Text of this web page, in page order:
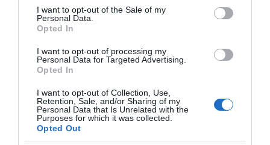
consent section.
I want to opt-out of the Sale of my
Personal Data.
Opted In
I want to opt-out of processing my
Personal Data for Targeted Advertising.
Opted In
I want to opt-out of Collection, Use,
Retention, Sale, and/or Sharing of my
Personal Data that Is Unrelated with the
Purposes for which it was collected.
Opted Out
10 Αυγούστου: Η ημέρα που η πίστη νίκησε τον
πλούτο – Η συγκλονιστική ιστορία του Αγίου